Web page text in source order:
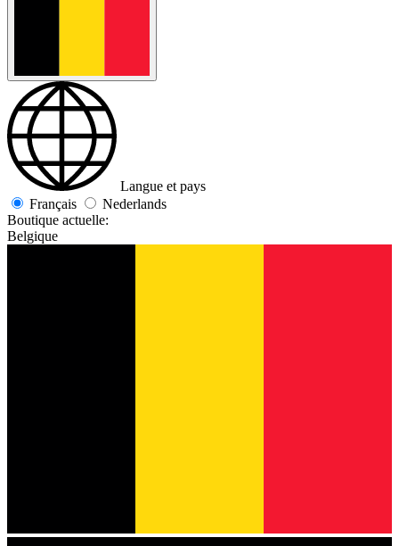
Langue et pays
Français
Nederlands
Boutique actuelle:
Belgique